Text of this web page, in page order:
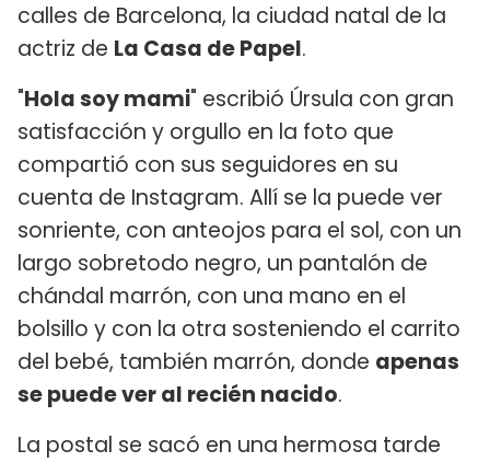
calles de Barcelona, la ciudad natal de la
actriz de La Casa de Papel.
"Hola soy mami" escribió Úrsula con gran
satisfacción y orgullo en la foto que
compartió con sus seguidores en su
cuenta de Instagram. Allí se la puede ver
sonriente, con anteojos para el sol, con un
largo sobretodo negro, un pantalón de
chándal marrón, con una mano en el
bolsillo y con la otra sosteniendo el carrito
del bebé, también marrón, donde apenas
se puede ver al recién nacido.
La postal se sacó en una hermosa tarde